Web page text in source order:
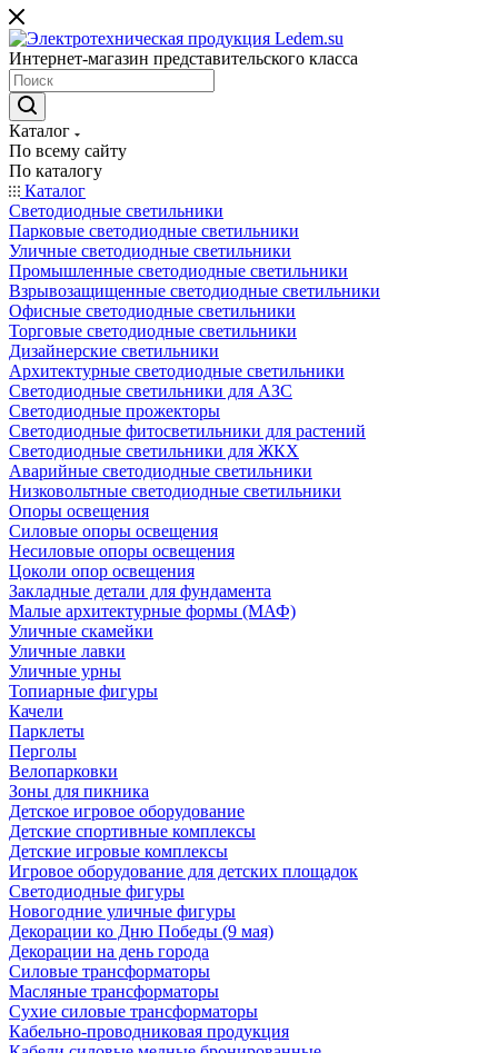
Интернет-магазин представительского класса
Каталог
По всему сайту
По каталогу
Каталог
Светодиодные светильники
Парковые светодиодные светильники
Уличные светодиодные светильники
Промышленные светодиодные светильники
Взрывозащищенные светодиодные светильники
Офисные светодиодные светильники
Торговые светодиодные светильники
Дизайнерские светильники
Архитектурные светодиодные светильники
Светодиодные светильники для АЗС
Светодиодные прожекторы
Светодиодные фитосветильники для растений
Светодиодные светильники для ЖКХ
Аварийные светодиодные светильники
Низковольтные светодиодные светильники
Опоры освещения
Силовые опоры освещения
Несиловые опоры освещения
Цоколи опор освещения
Закладные детали для фундамента
Малые архитектурные формы (МАФ)
Уличные скамейки
Уличные лавки
Уличные урны
Топиарные фигуры
Качели
Парклеты
Перголы
Велопарковки
Зоны для пикника
Детское игровое оборудование
Детские спортивные комплексы
Детские игровые комплексы
Игровое оборудование для детских площадок
Светодиодные фигуры
Новогодние уличные фигуры
Декорации ко Дню Победы (9 мая)
Декорации на день города
Силовые трансформаторы
Масляные трансформаторы
Сухие силовые трансформаторы
Кабельно-проводниковая продукция